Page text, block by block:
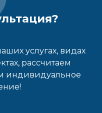
услугах, видах
рассчитаем
индивидуальное